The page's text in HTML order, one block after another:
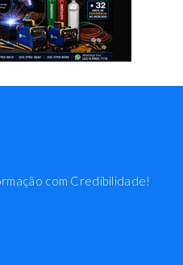
com Credibilidade!